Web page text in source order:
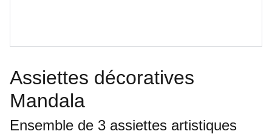
Assiettes décoratives
Mandala
Ensemble de 3 assiettes artistiques